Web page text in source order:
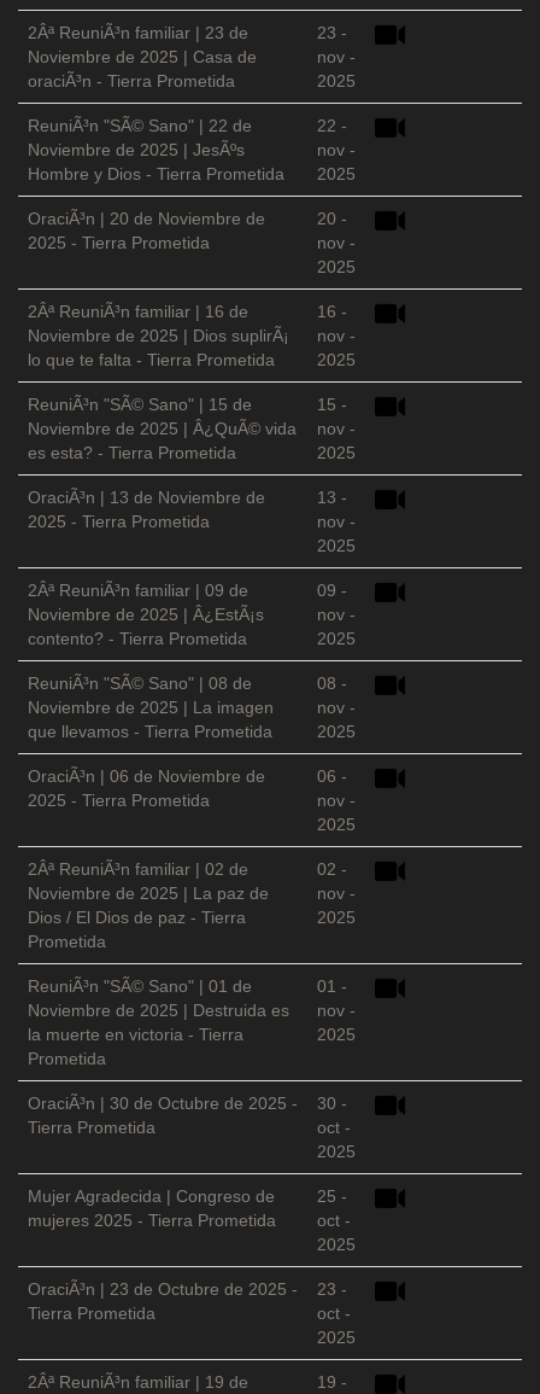
2Âª ReuniÃ³n familiar | 23 de
Noviembre de 2025 | Casa de
oraciÃ³n - Tierra Prometida
23 -
nov -
2025
ReuniÃ³n "SÃ© Sano" | 22 de
Noviembre de 2025 | JesÃºs
Hombre y Dios - Tierra Prometida
22 -
nov -
2025
OraciÃ³n | 20 de Noviembre de
2025 - Tierra Prometida
20 -
nov -
2025
2Âª ReuniÃ³n familiar | 16 de
Noviembre de 2025 | Dios suplirÃ¡
lo que te falta - Tierra Prometida
16 -
nov -
2025
ReuniÃ³n "SÃ© Sano" | 15 de
Noviembre de 2025 | Â¿QuÃ© vida
es esta? - Tierra Prometida
15 -
nov -
2025
OraciÃ³n | 13 de Noviembre de
2025 - Tierra Prometida
13 -
nov -
2025
2Âª ReuniÃ³n familiar | 09 de
Noviembre de 2025 | Â¿EstÃ¡s
contento? - Tierra Prometida
09 -
nov -
2025
ReuniÃ³n "SÃ© Sano" | 08 de
Noviembre de 2025 | La imagen
que llevamos - Tierra Prometida
08 -
nov -
2025
OraciÃ³n | 06 de Noviembre de
2025 - Tierra Prometida
06 -
nov -
2025
2Âª ReuniÃ³n familiar | 02 de
Noviembre de 2025 | La paz de
Dios / El Dios de paz - Tierra
Prometida
02 -
nov -
2025
ReuniÃ³n "SÃ© Sano" | 01 de
Noviembre de 2025 | Destruida es
la muerte en victoria - Tierra
Prometida
01 -
nov -
2025
OraciÃ³n | 30 de Octubre de 2025 -
Tierra Prometida
30 -
oct -
2025
Mujer Agradecida | Congreso de
mujeres 2025 - Tierra Prometida
25 -
oct -
2025
OraciÃ³n | 23 de Octubre de 2025 -
Tierra Prometida
23 -
oct -
2025
2Âª ReuniÃ³n familiar | 19 de
19 -